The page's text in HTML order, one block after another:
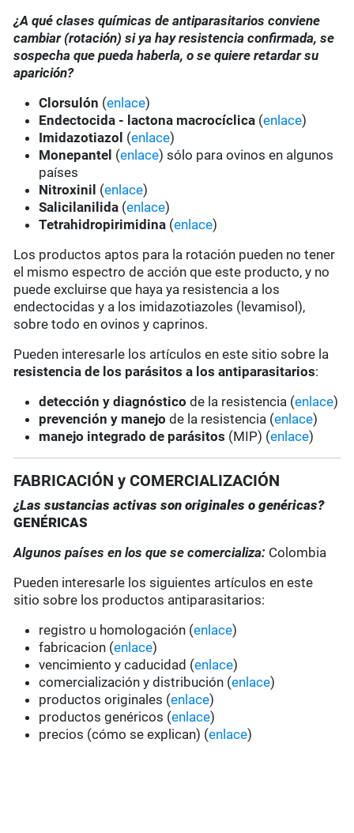
¿A qué clases químicas de antiparasitarios conviene
cambiar (rotación) si ya hay resistencia confirmada, se
sospecha que pueda haberla, o se quiere retardar su
aparición?
Clorsulón (enlace)
Endectocida - lactona macrocíclica (enlace)
Imidazotiazol (enlace)
Monepantel (enlace) sólo para ovinos en algunos
países
Nitroxinil (enlace)
Salicilanilida (enlace)
Tetrahidropirimidina (enlace)
Los productos aptos para la rotación pueden no tener
el mismo espectro de acción que este producto, y no
puede excluirse que haya ya resistencia a los
endectocidas y a los imidazotiazoles (levamisol),
sobre todo en ovinos y caprinos.
Pueden interesarle los artículos en este sitio sobre la
resistencia de los parásitos a los antiparasitarios:
detección y diagnóstico de la resistencia (enlace)
prevención y manejo de la resistencia (enlace)
manejo integrado de parásitos (MIP) (enlace)
FABRICACIÓN y COMERCIALIZACIÓN
¿Las sustancias activas son originales o genéricas?
GENÉRICAS
Algunos países en los que se comercializa: Colombia
Pueden interesarle los siguientes artículos en este
sitio sobre los productos antiparasitarios:
registro u homologación (enlace)
fabricacion (enlace)
vencimiento y caducidad (enlace)
comercialización y distribución (enlace)
productos originales (enlace)
productos genéricos (enlace)
precios (cómo se explican) (enlace)